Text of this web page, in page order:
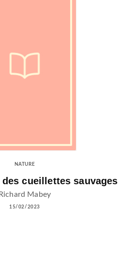
NATURE
cueillettes sauvages
Richard Mabey
15/02/2023